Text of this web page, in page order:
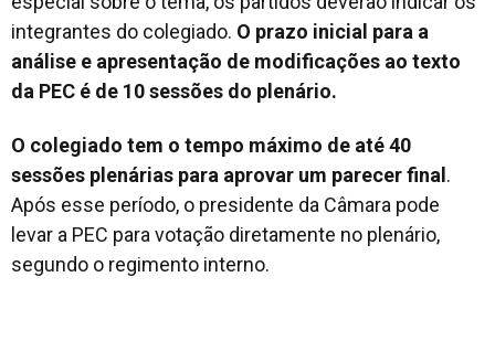
integrantes do colegiado. O prazo inicial para a
análise e apresentação de modificações ao texto
da PEC é de 10 sessões do plenário.
O colegiado tem o tempo máximo de até 40
sessões plenárias para aprovar um parecer final .
Após esse período, o presidente da Câmara pode
levar a PEC para votação diretamente no plenário,
segundo o regimento interno.